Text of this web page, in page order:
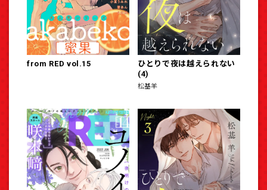
from RED vol.15
ひとりで夜は越えられない
(4)
松基羊